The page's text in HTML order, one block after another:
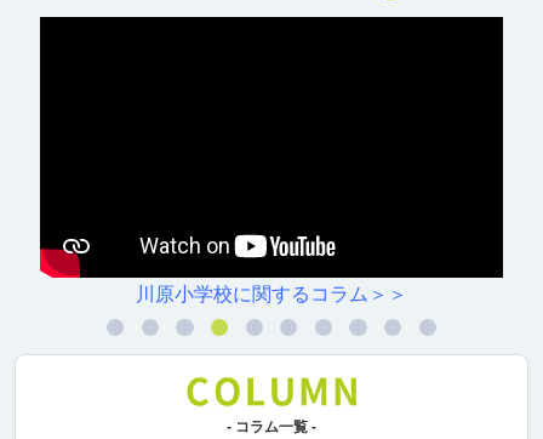
川原小学校に関するコラム＞＞
- コラム一覧 -